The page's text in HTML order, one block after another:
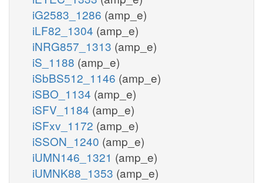
iG2583_1286 (amp_e)
iLF82_1304 (amp_e)
iNRG857_1313 (amp_e)
iS_1188 (amp_e)
iSbBS512_1146 (amp_e)
iSBO_1134 (amp_e)
iSFV_1184 (amp_e)
iSFxv_1172 (amp_e)
iSSON_1240 (amp_e)
iUMN146_1321 (amp_e)
iUMNK88_1353 (amp_e)